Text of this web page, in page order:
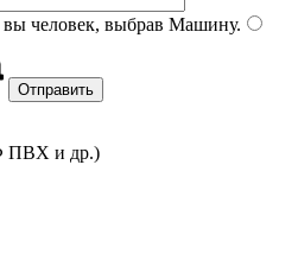
человек, выбрав Машину.
ПВХ и др.)